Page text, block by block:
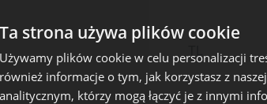
Ta strona używa plików cookie
Używamy plików cookie w celu personalizacji
również informacje o tym, jak korzystasz z
analitycznym, którzy mogą łączyć je z innymi